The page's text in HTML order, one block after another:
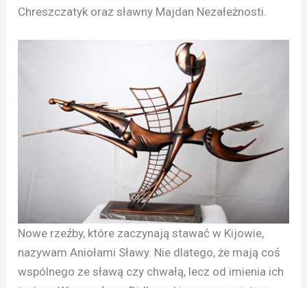
Chreszczatyk oraz sławny Majdan Nezałeżnosti.
Nowe rzeźby, które zaczynają stawać w Kijowie,
nazywam Aniołami Sławy. Nie dlatego, że mają coś
wspólnego ze sławą czy chwałą, lecz od imienia ich